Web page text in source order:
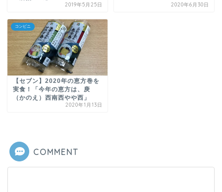
2019年5月25日 2020年6月30日
コンビニ
【セブン】2020年の恵方巻を
実食！「今年の恵方は、庚
（かのえ）西南西やや西」
2020年1月13日
COMMENT